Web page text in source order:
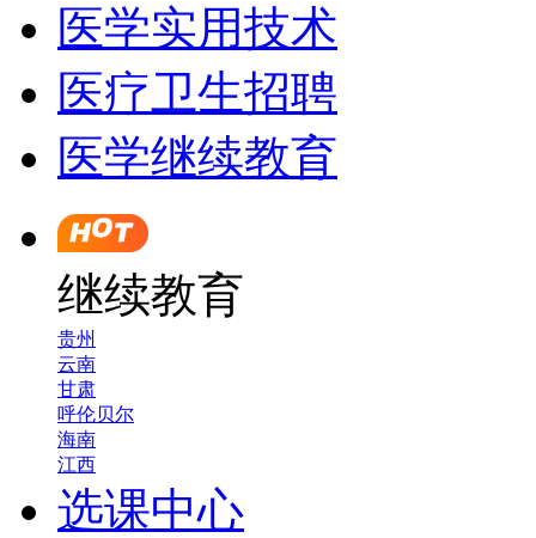
医学实用技术
医疗卫生招聘
医学继续教育
继续教育
贵州
云南
甘肃
呼伦贝尔
海南
江西
选课中心